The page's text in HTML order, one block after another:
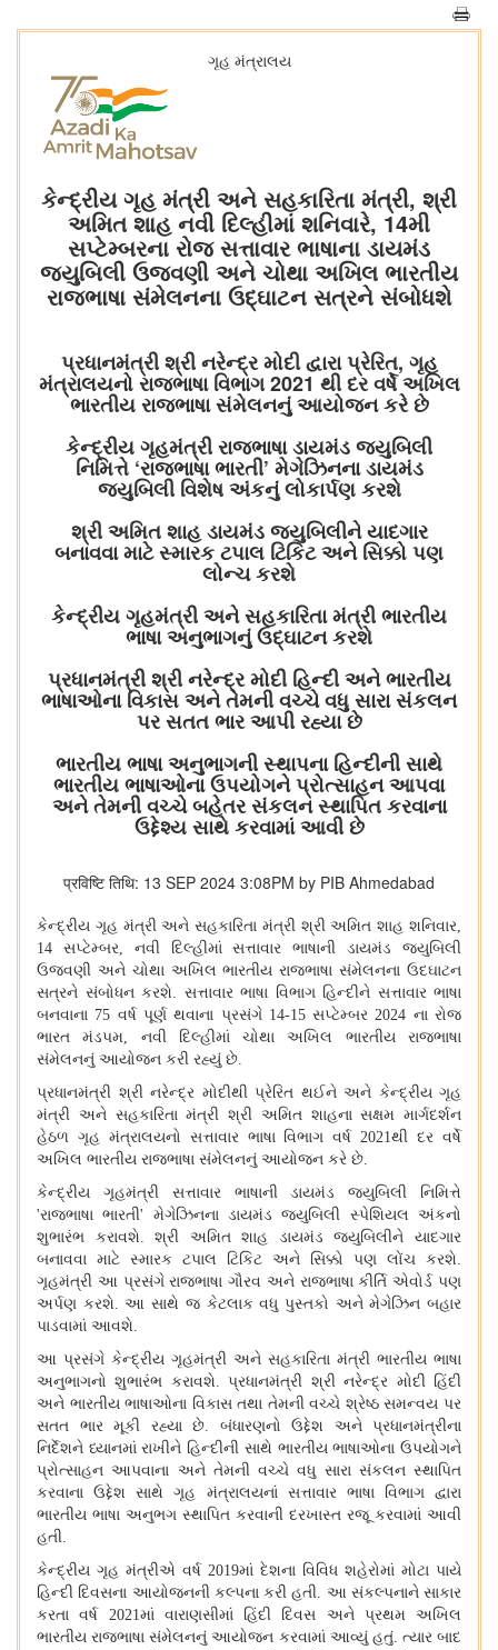
ગૃહ મંત્રાલય
કેન્દ્રીય ગૃહ મંત્રી અને સહકારિતા મંત્રી, શ્રી
અમિત શાહ નવી દિલ્હીમાં શનિવારે, 14મી
સપ્ટેમ્બરના રોજ સત્તાવાર ભાષાના ડાયમંડ
જ્યુબિલી ઉજવણી અને ચોથા અખિલ ભારતીય
રાજભાષા સંમેલનના ઉદ્ઘાટન સત્રને સંબોધશે
પ્રધાનમંત્રી શ્રી નરેન્દ્ર મોદી દ્વારા પ્રેરિત, ગૃહ
મંત્રાલયનો રાજભાષા વિભાગ 2021 થી દર વર્ષે અખિલ
ભારતીય રાજભાષા સંમેલનનું આયોજન કરે છે
કેન્દ્રીય ગૃહમંત્રી રાજભાષા ડાયમંડ જ્યુબિલી
નિમિત્તે ‘રાજભાષા ભારતી’ મેગેઝિનના ડાયમંડ
જ્યુબિલી વિશેષ અંકનું લોકાર્પણ કરશે
શ્રી અમિત શાહ ડાયમંડ જ્યુબિલીને યાદગાર
બનાવવા માટે સ્મારક ટપાલ ટિકિટ અને સિક્કો પણ
લોન્ચ કરશે
કેન્દ્રીય ગૃહમંત્રી અને સહકારિતા મંત્રી ભારતીય
ભાષા અનુભાગનું ઉદ્ઘાટન કરશે
પ્રધાનમંત્રી શ્રી નરેન્દ્ર મોદી હિન્દી અને ભારતીય
ભાષાઓના વિકાસ અને તેમની વચ્ચે વધુ સારા સંકલન
પર સતત ભાર આપી રહ્યા છે
ભારતીય ભાષા અનુભાગની સ્થાપના હિન્દીની સાથે
ભારતીય ભાષાઓના ઉપયોગને પ્રોત્સાહન આપવા
અને તેમની વચ્ચે બહેતર સંકલન સ્થાપિત કરવાના
ઉદ્દેશ્ય સાથે કરવામાં આવી છે
प्रविष्टि तिथि: 13 SEP 2024 3:08PM by PIB Ahmedabad
કેન્દ્રીય ગૃહ મંત્રી અને સહકારિતા મંત્રી શ્રી અમિત શાહ શનિવાર,
14 સપ્ટેમ્બર, નવી દિલ્હીમાં સત્તાવાર ભાષાની ડાયમંડ જ્યુબિલી
ઉજવણી અને ચોથા અખિલ ભારતીય રાજભાષા સંમેલનના ઉદઘાટન
સત્રને સંબોધન કરશે. સત્તાવાર ભાષા વિભાગ હિન્દીને સત્તાવાર ભાષા
બનવાના 75 વર્ષ પૂર્ણ થવાના પ્રસંગે 14-15સપ્ટેમ્બર2024 ના રોજ
ભારત મંડપમ, નવી દિલ્હીમાં ચોથા અખિલ ભારતીય રાજભાષા
સંમેલનનું આયોજન કરી રહ્યું છે.
પ્રધાનમંત્રી શ્રી નરેન્દ્ર મોદીથી પ્રેરિત થઈને અને કેન્દ્રીય ગૃહ
મંત્રી અને સહકારિતા મંત્રી શ્રી અમિત શાહના સક્ષમ માર્ગદર્શન
હેઠળ ગૃહ મંત્રાલયનો સત્તાવાર ભાષા વિભાગ વર્ષ2021થી દર વર્ષે
અખિલ ભારતીય રાજભાષા સંમેલનનું આયોજન કરે છે.
કેન્દ્રીય ગૃહમંત્રી સત્તાવાર ભાષાની ડાયમંડ જ્યુબિલી નિમિત્તે
'રાજભાષા ભારતી' મેગેઝિનના ડાયમંડ જ્યુબિલી સ્પેશિયલ અંકનો
શુભારંભ કરાવશે.શ્રી અમિત શાહ ડાયમંડ જ્યુબિલીને યાદગાર
બનાવવા માટે સ્મારક ટપાલ ટિકિટ અને સિક્કો પણ લોંચ કરશે.
ગૃહમંત્રી આ પ્રસંગે રાજભાષા ગૌરવ અને રાજભાષા કીર્તિ એવોર્ડ પણ
અર્પણ કરશે.આ સાથે જ કેટલાક વધુ પુસ્તકો અને મેગેઝિન બહાર
પાડવામાં આવશે.
આ પ્રસંગે કેન્દ્રીય ગૃહમંત્રી અને સહકારિતા મંત્રી ભારતીય ભાષા
અનુભાગનો શુભારંભ કરાવશે. પ્રધાનમંત્રી શ્રી નરેન્દ્ર મોદી હિંદી
અને ભારતીય ભાષાઓના વિકાસ તથા તેમની વચ્ચે શ્રેષ્ઠ સમન્વય પર
સતત ભાર મૂકી રહ્યા છે. બંધારણનો ઉદ્દેશ અને પ્રધાનમંત્રીના
નિર્દેશને ધ્યાનમાં રાખીને હિન્દીની સાથે ભારતીય ભાષાઓના ઉપયોગને
પ્રોત્સાહન આપવાના અને તેમની વચ્ચે વધુ સારા સંકલન સ્થાપિત
કરવાના ઉદ્દેશ સાથે ગૃહ મંત્રાલયનાં સત્તાવાર ભાષા વિભાગ દ્વારા
ભારતીય ભાષા અનુભગ સ્થાપિત કરવાની દરખાસ્ત રજૂ કરવામાં આવી
હતી.
કેન્દ્રીય ગૃહ મંત્રીએ વર્ષ 2019માં દેશના વિવિધ શહેરોમાં મોટા પાયે
હિન્દી દિવસના આયોજનની કલ્પના કરી હતી. આ સંકલ્પનાને સાકાર
કરતા વર્ષ 2021માં વારાણસીમાં હિંદી દિવસ અને પ્રથમ અખિલ
ભારતીય રાજભાષા સંમેલનનું આયોજન કરવામાં આવ્યું હતું. ત્યાર બાદ